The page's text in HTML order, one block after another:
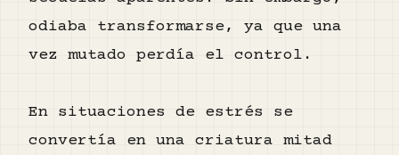
odiaba transformarse, ya que una
vez mutado perdía el control.
En situaciones de estrés se
convertía en una criatura mitad